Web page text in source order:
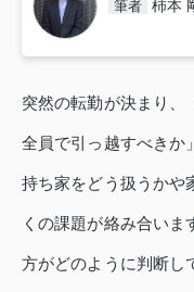
筆者 柿本
突然の転勤が決まり、
全員で引っ越すべきか
持ち家をどう扱うかや
くの課題が絡み合い
方がどのように判断し